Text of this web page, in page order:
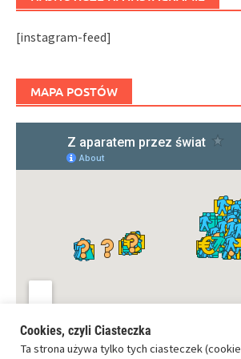
[instagram-feed]
MAPA POSTÓW
Cookies, czyli Ciasteczka
Ta strona używa tylko tych ciasteczek